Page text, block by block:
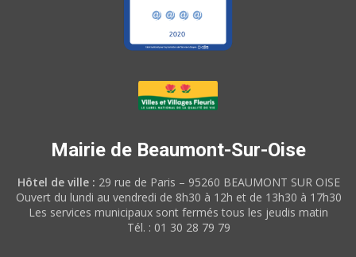
Mairie de Beaumont-Sur-Oise
Hôtel de ville : 29 rue de Paris – 95260 BEAUMONT SUR OISE
Ouvert du lundi au vendredi de 8h30 à 12h et de 13h30 à 17h30
Les services municipaux sont fermés tous les jeudis matin
Tél. : 01 30 28 79 79